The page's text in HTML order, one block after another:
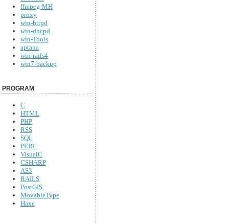
ffmpeg-MH
proxy
win-httpd
win-dhcpd
win-Tools
aptana
win-rails4
win7-backup
PROGRAM
C
HTML
PHP
RSS
SQL
PERL
VisualC
CSHARP
AS3
RAILS
PostGIS
MovableType
Haxe